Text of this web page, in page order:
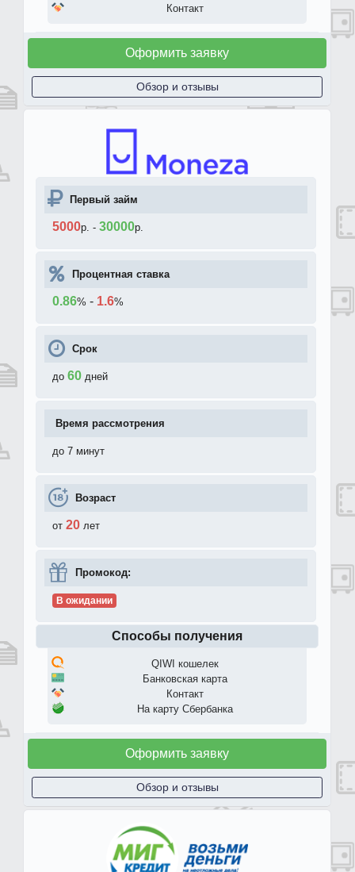
Контакт
Оформить заявку
Обзор и отзывы
Первый займ
5000р. - 30000р.
Процентная ставка
0.86% - 1.6%
Срок
до 60 дней
Время рассмотрения
до 7 минут
Возраст
от 20 лет
Промокод:
В ожидании
Способы получения
QIWI кошелек
Банковская карта
Контакт
На карту Сбербанка
Оформить заявку
Обзор и отзывы